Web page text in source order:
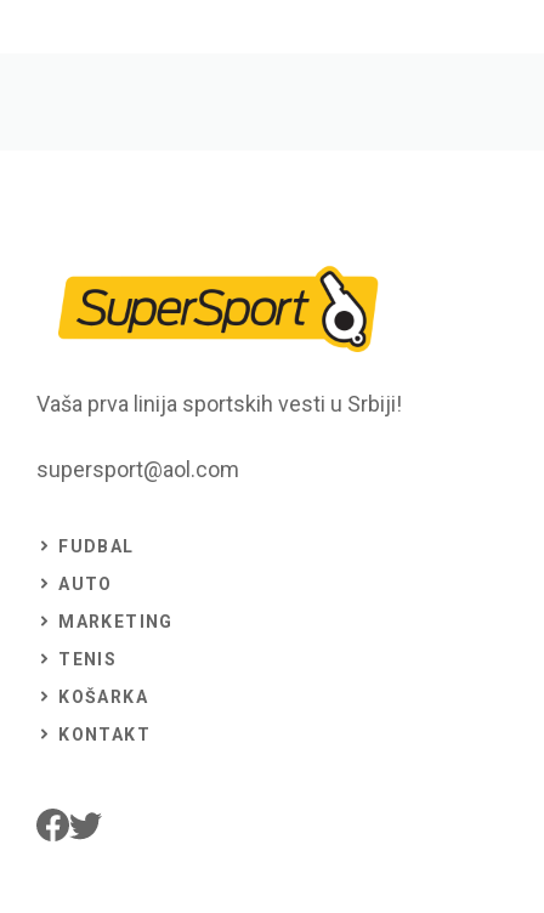
Vaša prva linija sportskih vesti u Srbiji!
supersport@aol.com
FUDBAL
AUTO
MARKETING
TENIS
KOŠARKA
KONTAKT